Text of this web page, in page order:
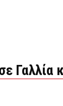
Γαλλία